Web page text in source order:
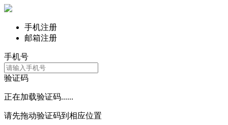
手机注册
邮箱注册
手机号
验证码
正在加载验证码......
请先拖动验证码到相应位置